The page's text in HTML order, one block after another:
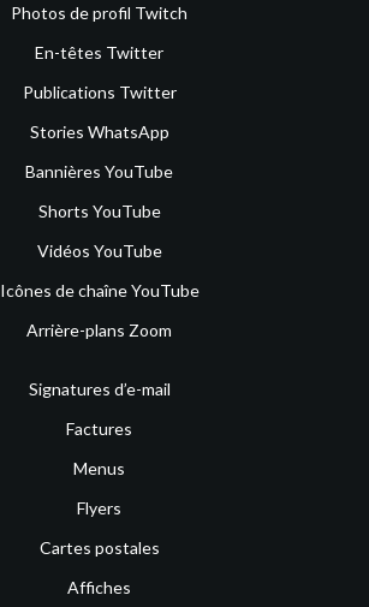
Photos de profil Twitch
En-têtes Twitter
Publications Twitter
Stories WhatsApp
Bannières YouTube
Shorts YouTube
Vidéos YouTube
Icônes de chaîne YouTube
Arrière-plans Zoom
Signatures d’e-mail
Factures
Menus
Flyers
Cartes postales
Affiches